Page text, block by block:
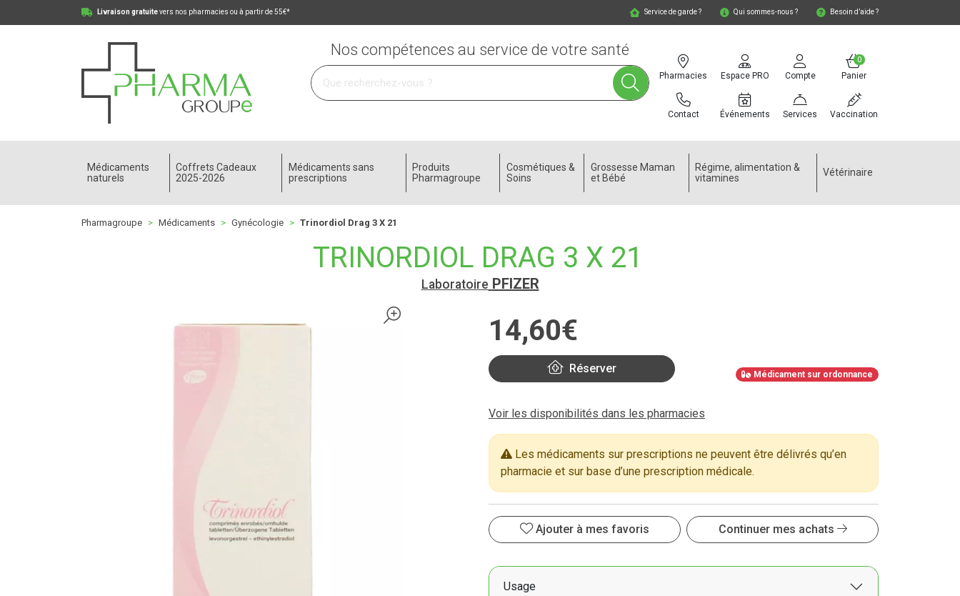
Livraison gratuitevers nos pharmacies ou à partir de 55€* Service de garde ? Qui sommes-nous ? Besoin d’aide ?
Pharmagroupe Votre pharmacie en ligne à votre service
Pharmacies
Contact
Espace PRO
Événements
Compte
Services
Panier
0
Vaccination
Nos compétences au service de votre santé
Médicaments
naturels
Coffrets Cadeaux
2025-2026
Médicaments sans
prescriptions
Produits
Pharmagroupe
Cosmétiques &
Soins
Grossesse Maman
et Bébé
Régime, alimentation &
vitamines
Vétérinaire
Pharmagroupe Médicaments Gynécologie Trinordiol Drag 3 X 21
TRINORDIOL DRAG 3 X 21
Laboratoire PFIZER
14,60€
Réserver Médicament sur ordonnance
Voir les disponibilités dans les pharmacies
Les médicaments sur prescriptions ne peuvent être délivrés qu’en
pharmacie et sur base d’une prescription médicale.
Ajouter à mes favoris Continuer mes achats
Usage